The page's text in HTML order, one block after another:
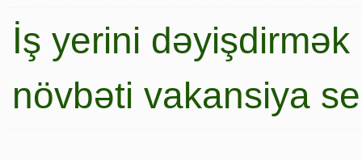
İş yerini
növbəti vakansiya